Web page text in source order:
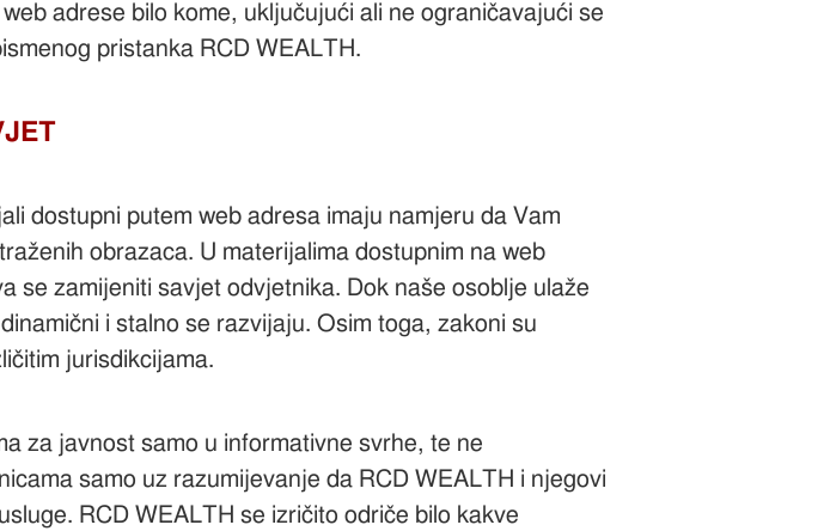
adrese bilo kome, uključujući ali ne ograničavajući se
pristanka RCD WEALTH.
dostupni putem web adresa imaju namjeru da Vam
obrazaca. U materijalima dostupnim na web
se zamijeniti savjet odvjetnika. Dok naše osoblje ulaže
i stalno se razvijaju. Osim toga, zakoni su
jurisdikcijama.
za javnost samo u informativne svrhe, te ne
samo uz razumijevanje da RCD WEALTH i njegovi
RCD WEALTH se izričito odriče bilo kakve